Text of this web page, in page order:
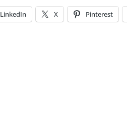
LinkedIn X Pinterest